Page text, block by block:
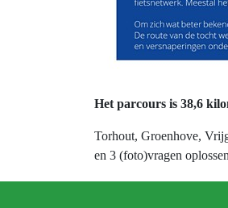
Het parcours is 38,6
Torhout, Groenhove,
en 3 (foto)vragen